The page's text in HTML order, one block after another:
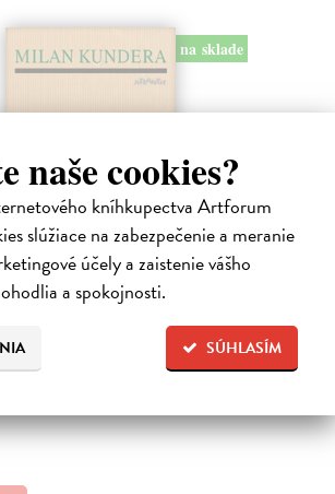
naše cookies?
kníhkupectva Artforum
slúžiace na zabezpečenie a meranie
účely a zaistenie vášho
a spokojnosti.
SÚHLASÍM
na sklade
první ze čtyř románů Milana Kundery
vychází v českém překladu Anny